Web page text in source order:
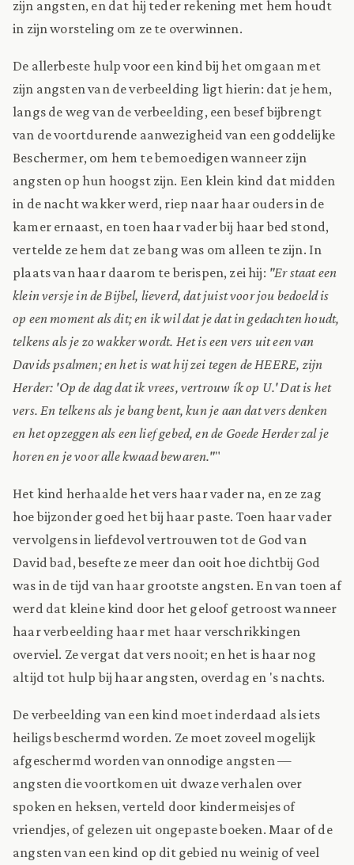
zijn angsten, en dat hij teder rekening met hem houdt
in zijn worsteling om ze te overwinnen.
De allerbeste hulp voor een kind bij het omgaan met
zijn angsten van de verbeelding ligt hierin: dat je hem,
langs de weg van de verbeelding, een besef bijbrengt
van de voortdurende aanwezigheid van een goddelijke
Beschermer, om hem te bemoedigen wanneer zijn
angsten op hun hoogst zijn. Een klein kind dat midden
in de nacht wakker werd, riep naar haar ouders in de
kamer ernaast, en toen haar vader bij haar bed stond,
vertelde ze hem dat ze bang was om alleen te zijn. In
plaats van haar daarom te berispen, zei hij: "Er staat een
klein versje in de Bijbel, lieverd, dat juist voor jou bedoeld is
op een moment als dit; en ik wil dat je dat in gedachten houdt,
telkens als je zo wakker wordt. Het is een vers uit een van
Davids psalmen; en het is wat hij zei tegen de HEERE, zijn
Herder: 'Op de dag dat ik vrees, vertrouw ík op U.' Dat is het
vers. En telkens als je bang bent, kun je aan dat vers denken
en het opzeggen als een lief gebed, en de Goede Herder zal je
horen en je voor alle kwaad bewaren.""
Het kind herhaalde het vers haar vader na, en ze zag
hoe bijzonder goed het bij haar paste. Toen haar vader
vervolgens in liefdevol vertrouwen tot de God van
David bad, besefte ze meer dan ooit hoe dichtbij God
was in de tijd van haar grootste angsten. En van toen af
werd dat kleine kind door het geloof getroost wanneer
haar verbeelding haar met haar verschrikkingen
overviel. Ze vergat dat vers nooit; en het is haar nog
altijd tot hulp bij haar angsten, overdag en 's nachts.
De verbeelding van een kind moet inderdaad als iets
heiligs beschermd worden. Ze moet zoveel mogelijk
afgeschermd worden van onnodige angsten —
angsten die voortkomen uit dwaze verhalen over
spoken en heksen, verteld door kindermeisjes of
vriendjes, of gelezen uit ongepaste boeken. Maar of de
angsten van een kind op dit gebied nu weinig of veel